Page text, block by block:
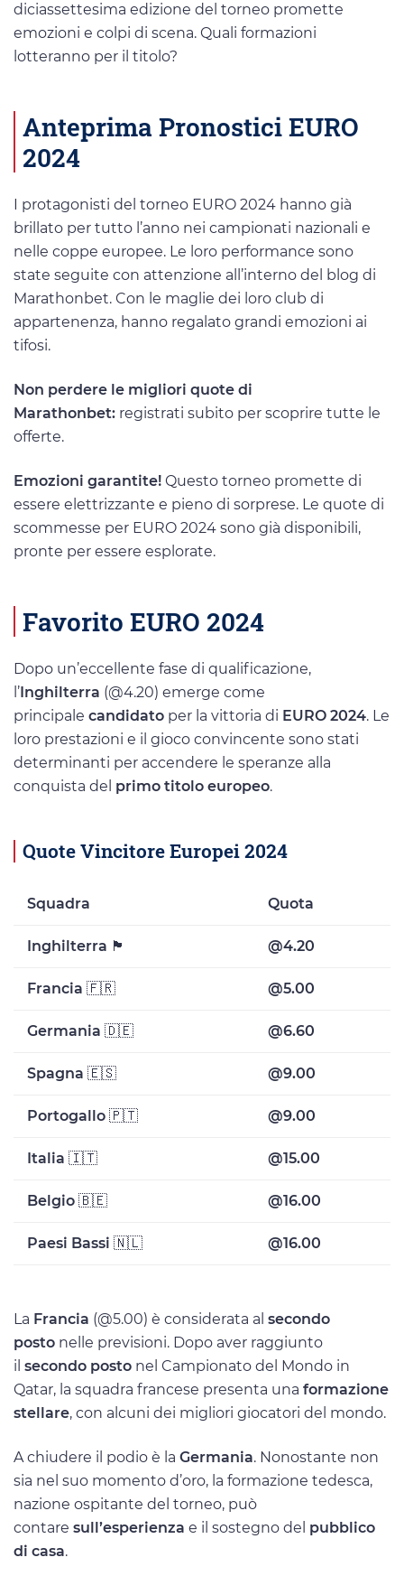
diciassettesima edizione del torneo promette
emozioni e colpi di scena. Quali formazioni
lotteranno per il titolo?
Anteprima Pronostici EURO
2024
I protagonisti del torneo EURO 2024 hanno già
brillato per tutto l’anno nei campionati nazionali e
nelle coppe europee. Le loro performance sono
state seguite con attenzione all’interno del blog di
Marathonbet. Con le maglie dei loro club di
appartenenza, hanno regalato grandi emozioni ai
tifosi.
Non perdere le migliori quote di
Marathonbet: registrati subito per scoprire tutte le
offerte.
Emozioni garantite! Questo torneo promette di
essere elettrizzante e pieno di sorprese. Le quote di
scommesse per EURO 2024 sono già disponibili,
pronte per essere esplorate.
Favorito EURO 2024
Dopo un’eccellente fase di qualificazione,
l’Inghilterra (@4.20) emerge come
principale candidato per la vittoria di EURO 2024. Le
loro prestazioni e il gioco convincente sono stati
determinanti per accendere le speranze alla
conquista del primo titolo europeo.
Quote Vincitore Europei 2024
Squadra Quota
Inghilterra 🏴 @4.20
Francia 🇫🇷 @5.00
Germania 🇩🇪 @6.60
Spagna 🇪🇸 @9.00
Portogallo 🇵🇹 @9.00
Italia 🇮🇹 @15.00
Belgio 🇧🇪 @16.00
Paesi Bassi 🇳🇱 @16.00
La Francia (@5.00) è considerata al secondo
posto nelle previsioni. Dopo aver raggiunto
il secondo posto nel Campionato del Mondo in
Qatar, la squadra francese presenta una formazione
stellare, con alcuni dei migliori giocatori del mondo.
A chiudere il podio è la Germania. Nonostante non
sia nel suo momento d’oro, la formazione tedesca,
nazione ospitante del torneo, può
contare sull’esperienza e il sostegno del pubblico
di casa.